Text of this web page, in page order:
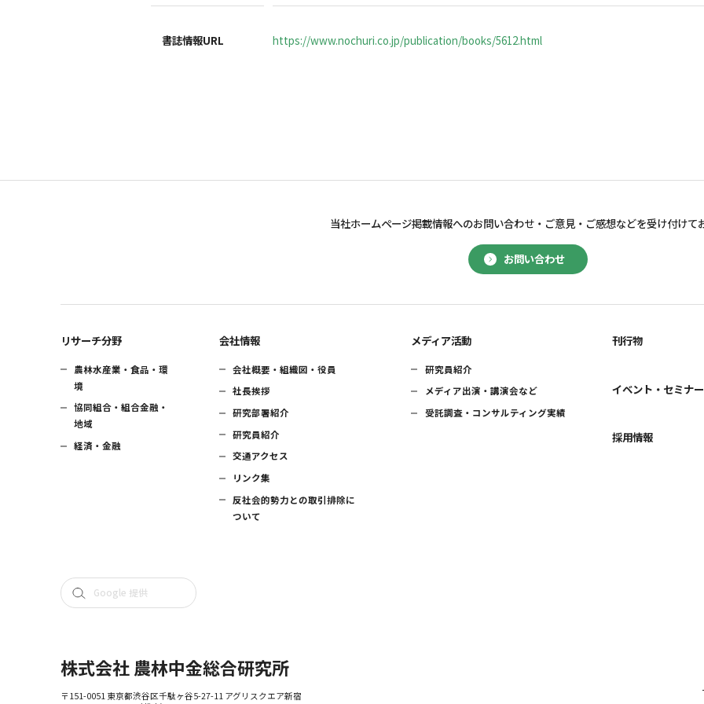
書誌情報URL https://www.nochuri.co.jp/publication/books/5612.html
お問い合わせ
当社ホームページ掲載情報へのお問い合わせ・ ご意見・ご感想などを受け付けて
リサーチ分野
農林水産業・食品・環
境
協同組合・組合金融・
地域
経済・金融
会社情報
会社概要・組織図・役員
社長挨拶
研究部署紹介
研究員紹介
交通アクセス
リンク集
反社会的勢力との取引排除に
ついて
メディア活動
研究員紹介
メディア出演・講演会など
受託調査・コンサルティング実績
刊行物
イベント・セミナー
採用情報
株式会社 農林中金総合研究所
〒151-0051 東京都渋谷区千駄ヶ谷5-27-11 アグリスクエア新宿